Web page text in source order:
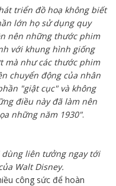
triển đồ hoạ không biết
lớn họ sử dụng quy
nên những thước phim
với khung hình giống
mà như các thước phim
chuyển động của nhân
"giật cục" và không
điều này đã làm nên
những năm 1930".
liên tưởng ngay tới
Walt Disney.
công sức để hoàn